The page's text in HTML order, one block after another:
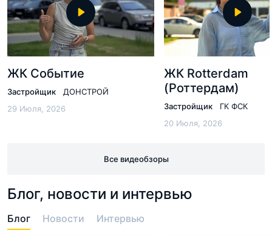
ЖК Событие
Застройщик
ДОНСТРОЙ
29 Июля, 2026
ЖК Rotterdam
(Роттердам)
Застройщик
ГК ФСК
20 Июля, 2026
Все видеобзоры
Блог, новости и интервью
Блог Новости Интервью